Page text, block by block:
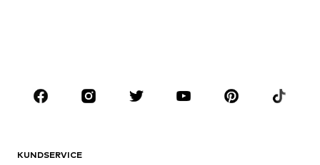
Premium
Nytt
KUNDSERVICE